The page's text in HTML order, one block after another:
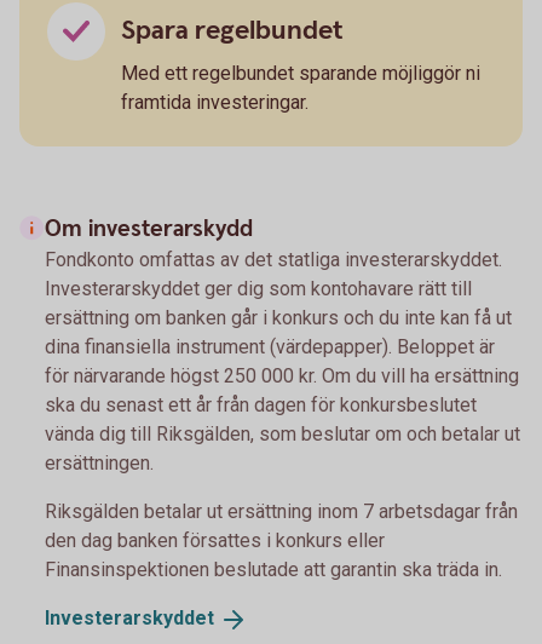
Spara regelbundet
Med ett regelbundet sparande möjliggör ni
framtida investeringar.
Om investerarskydd
Fondkonto omfattas av det statliga investerarskyddet.
Investerarskyddet ger dig som kontohavare rätt till
ersättning om banken går i konkurs och du inte kan få ut
dina finansiella instrument (värdepapper). Beloppet är
för närvarande högst 250 000 kr. Om du vill ha ersättning
ska du senast ett år från dagen för konkursbeslutet
vända dig till Riksgälden, som beslutar om och betalar ut
ersättningen.
Riksgälden betalar ut ersättning inom 7 arbetsdagar från
den dag banken försattes i konkurs eller
Finansinspektionen beslutade att garantin ska träda in.
Investerarskyddet